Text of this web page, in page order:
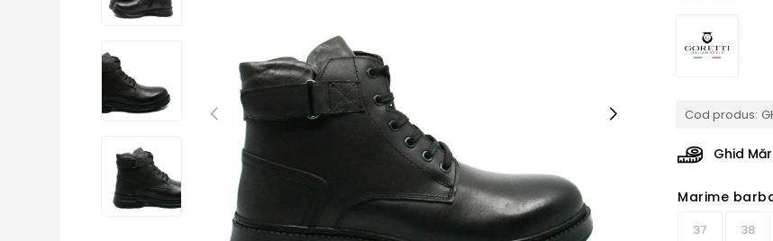
Cod produs:
Ghid
Marime
37 38